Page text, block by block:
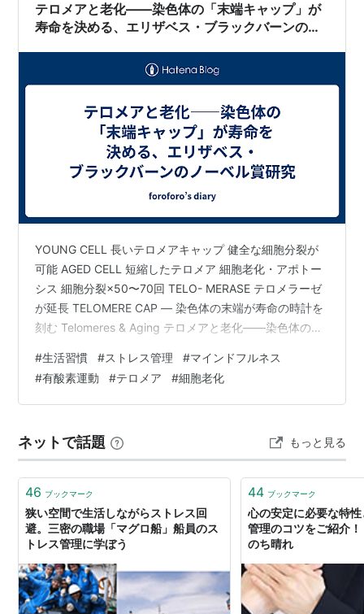
テロメアと老化——染色体の「末端キャップ」が
寿命を決める、エリザベス・ブラックバーンのノ
YOUNG CELL 長いテロメアキャップ 健全な細胞分裂が
可能 AGED CELL 短縮したテロメア 細胞老化・アポトー
シス 細胞分裂×50〜70回 TELO- MERASE テロメラーゼ
が延長 TELOMERE CAP — 染色体の末端が寿命の時計を
刻む Telomeres & Aging テロメアと老化——染色体の
ベル賞研究 靴紐の先端についているプラスチックのキャ
ップを想像してください——なければ靴紐はほどけてバ
ラバラになります。テロメアは染色体の両端についてい
びに少しずつ短くなり、限界…
#生活習慣 #ストレス管理 #マインドフルネス
#有酸素運動 #テロメア #細胞老化
ネットで話題 もっと見る
46 ブックマーク
狭い空間で生活しながらストレス回
避。三密の職場「マグロ船」船員のス
トレス管理に学ぼう
44 ブックマーク
心の安定に必要な特
管理のコツをご紹介
のち晴れ